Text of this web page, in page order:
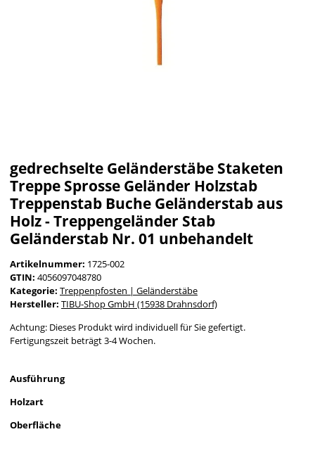
gedrechselte Geländerstäbe Staketen
Treppe Sprosse Geländer Holzstab
Treppenstab Buche Geländerstab aus
Holz - Treppengeländer Stab
Geländerstab Nr. 01 unbehandelt
Artikelnummer: 1725-002
GTIN: 4056097048780
Kategorie: Treppenpfosten | Geländerstäbe
Hersteller: TIBU-Shop GmbH (15938 Drahnsdorf)
Achtung: Dieses Produkt wird individuell für Sie gefertigt.
Fertigungszeit beträgt 3-4 Wochen.
Ausführung
Holzart
Oberfläche